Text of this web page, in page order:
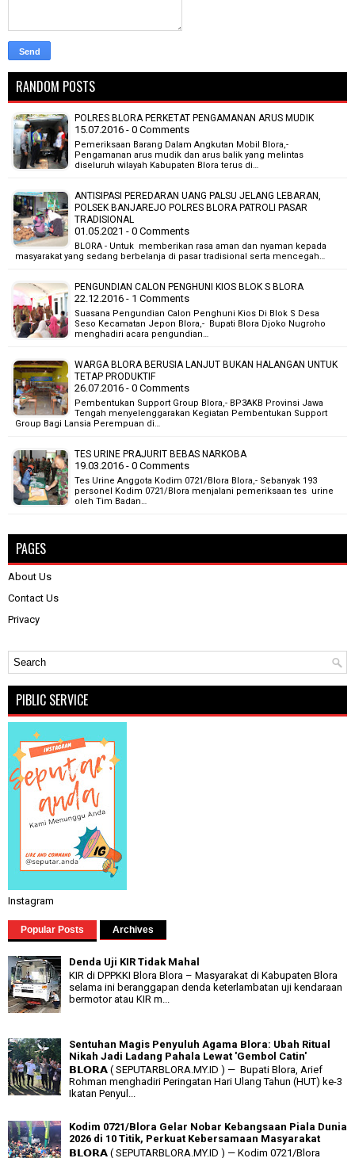
RANDOM POSTS
POLRES BLORA PERKETAT PENGAMANAN ARUS MUDIK
15.07.2016 - 0 Comments
Pemeriksaan Barang Dalam Angkutan Mobil Blora,-
Pengamanan arus mudik dan arus balik yang melintas
diseluruh wilayah Kabupaten Blora terus di…
ANTISIPASI PEREDARAN UANG PALSU JELANG LEBARAN,
POLSEK BANJAREJO POLRES BLORA PATROLI PASAR
TRADISIONAL
01.05.2021 - 0 Comments
BLORA - Untuk memberikan rasa aman dan nyaman kepada
masyarakat yang sedang berbelanja di pasar tradisional serta mencegah…
PENGUNDIAN CALON PENGHUNI KIOS BLOK S BLORA
22.12.2016 - 1 Comments
Suasana Pengundian Calon Penghuni Kios Di Blok S Desa
Seso Kecamatan Jepon Blora,- Bupati Blora Djoko Nugroho
menghadiri acara pengundian…
WARGA BLORA BERUSIA LANJUT BUKAN HALANGAN UNTUK
TETAP PRODUKTIF
26.07.2016 - 0 Comments
Pembentukan Support Group Blora,- BP3AKB Provinsi Jawa
Tengah menyelenggarakan Kegiatan Pembentukan Support
Group Bagi Lansia Perempuan di…
TES URINE PRAJURIT BEBAS NARKOBA
19.03.2016 - 0 Comments
Tes Urine Anggota Kodim 0721/Blora Blora,- Sebanyak 193
personel Kodim 0721/Blora menjalani pemeriksaan tes urine
oleh Tim Badan…
PAGES
About Us
Contact Us
Privacy
PIBLIC SERVICE
Instagram
Popular Posts Archives
Denda Uji KIR Tidak Mahal
KIR di DPPKKI Blora Blora – Masyarakat di Kabupaten Blora
selama ini beranggapan denda keterlambatan uji kendaraan
bermotor atau KIR m...
Sentuhan Magis Penyuluh Agama Blora: Ubah Ritual
Nikah Jadi Ladang Pahala Lewat 'Gembol Catin'
𝗕𝗟𝗢𝗥𝗔 ( SEPUTARBLORA.MY.ID ) — Bupati Blora, Arief
Rohman menghadiri Peringatan Hari Ulang Tahun (HUT) ke-3
Ikatan Penyul...
Kodim 0721/Blora Gelar Nobar Kebangsaan Piala Dunia
2026 di 10 Titik, Perkuat Kebersamaan Masyarakat
𝗕𝗟𝗢𝗥𝗔 ( SEPUTARBLORA.MY.ID ) — Kodim 0721/Blora